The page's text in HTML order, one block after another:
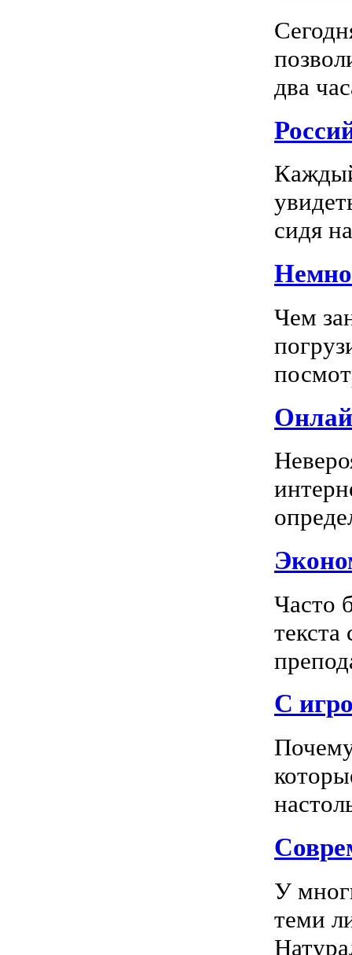
два
сидя
Чем
Часто
С
У
теми